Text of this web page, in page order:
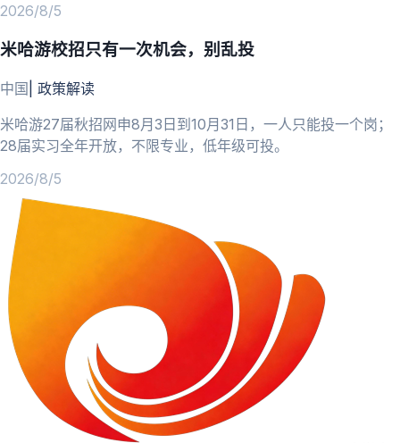
2026/8/5
米哈游校招只有一次机会，别乱投
中国 政策解读
米哈游27届秋招网申8月3日到10月31日，一人只能投一个岗；
28届实习全年开放，不限专业，低年级可投。
2026/8/5